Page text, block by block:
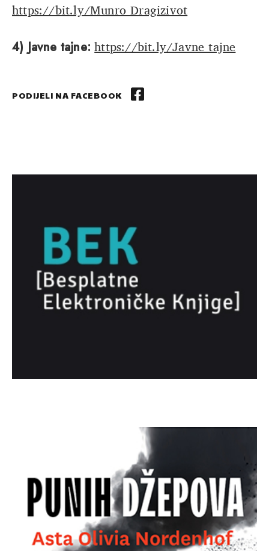
https://bit.ly/Munro_Dragizivot
4) Javne tajne: https://bit.ly/Javne_tajne
PODIJELI NA FACEBOOK